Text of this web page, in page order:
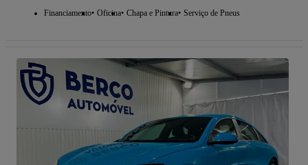
Financiamento Oficina Chapa e Pintura Serviço de Pneus